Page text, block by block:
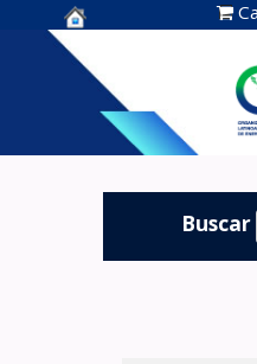
Centro de
Documentación
OLADE -
Buscar